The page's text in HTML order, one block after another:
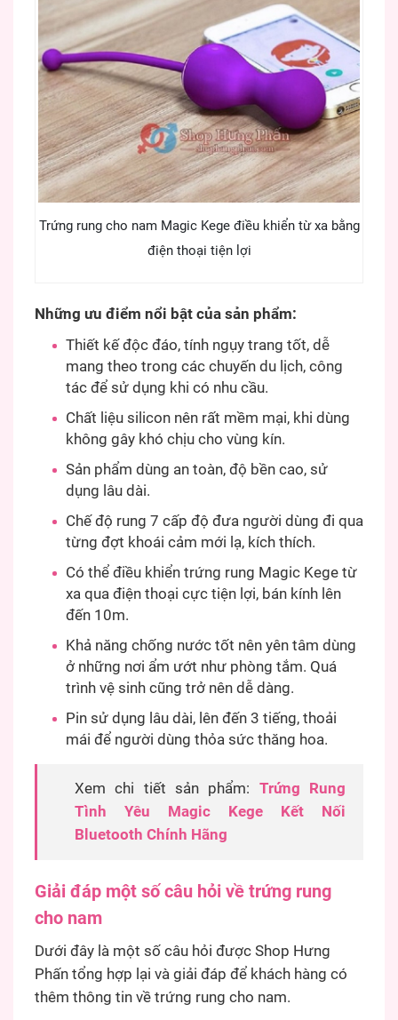
Trứng rung cho nam Magic Kege điều khiển từ xa bằng
điện thoại tiện lợi
Những ưu điểm nổi bật của sản phẩm:
Thiết kế độc đáo, tính ngụy trang tốt, dễ
mang theo trong các chuyến du lịch, công
tác để sử dụng khi có nhu cầu.
Chất liệu silicon nên rất mềm mại, khi dùng
không gây khó chịu cho vùng kín.
Sản phẩm dùng an toàn, độ bền cao, sử
dụng lâu dài.
Chế độ rung 7 cấp độ đưa người dùng đi qua
từng đợt khoái cảm mới lạ, kích thích.
Có thể điều khiển trứng rung Magic Kege từ
xa qua điện thoại cực tiện lợi, bán kính lên
đến 10m.
Khả năng chống nước tốt nên yên tâm dùng
ở những nơi ẩm ướt như phòng tắm. Quá
trình vệ sinh cũng trở nên dễ dàng.
Pin sử dụng lâu dài, lên đến 3 tiếng, thoải
mái để người dùng thỏa sức thăng hoa.
Xem chi tiết sản phẩm: Trứng Rung
Tình Yêu Magic Kege Kết Nối
Bluetooth Chính Hãng
Giải đáp một số câu hỏi về trứng rung
cho nam
Dưới đây là một số câu hỏi được Shop Hưng
Phấn tổng hợp lại và giải đáp để khách hàng có
thêm thông tin về trứng rung cho nam.